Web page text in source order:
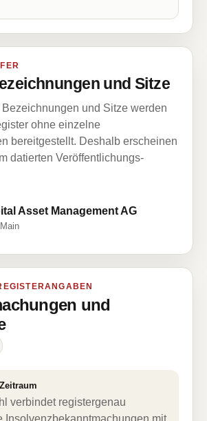
und Sitze
und Sitze werden
ohne einzelne
bereitgestellt. Deshalb erscheinen
datierten Veröffentlichungs-
Asset Management AG
und
verbindet registergenau
Insolvenzbekanntmachungen mit